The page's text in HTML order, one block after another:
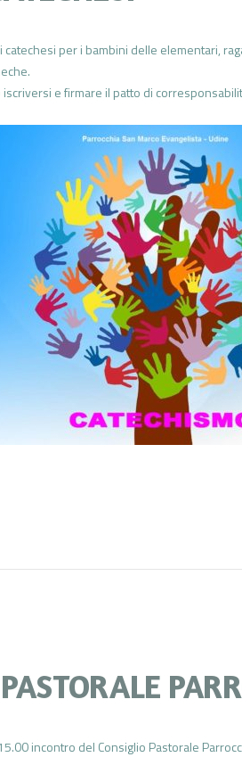
catechesi per i bambini delle elementari,
e firmare il patto di
incontro del Consiglio Pastorale